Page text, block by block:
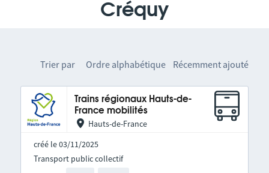
Créquy
Trier par Ordre alphabétique Récemment ajouté
Trains régionaux Hauts-de-
France mobilités
Hauts-de-France
créé le 03/11/2025
Transport public collectif